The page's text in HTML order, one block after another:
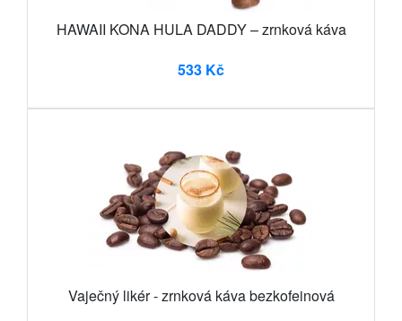
HAWAII KONA HULA DADDY – zrnková káva
533 Kč
Vaječný likér - zrnková káva bezkofeinová